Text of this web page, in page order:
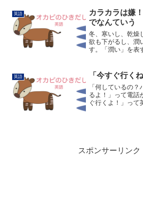
いるかもしれませ
もう少しだけ冬休
英語
カラカラは嫌
でなんていう
冬、寒いし、乾燥
欲も下がるし、潤
す。「潤い」を表
moisturises her s...
英語 「今すぐ行く
「何しているの
るよ！」って電話
ぐ行くよ！」って
スポンサーリンク